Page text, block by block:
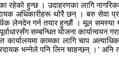
रहेको हुन्छ । उदाहरणका लागि
अधिकारीहरू थोरै छन् । बरु सेवा
लेनदेन गर्न तयार हुन्छौं । मूल
सम्बन्धित योजना
कार्यालयमा कामका लागि चाप
भन्नेले पनि लिन चाहन्छन् ।’ अनि